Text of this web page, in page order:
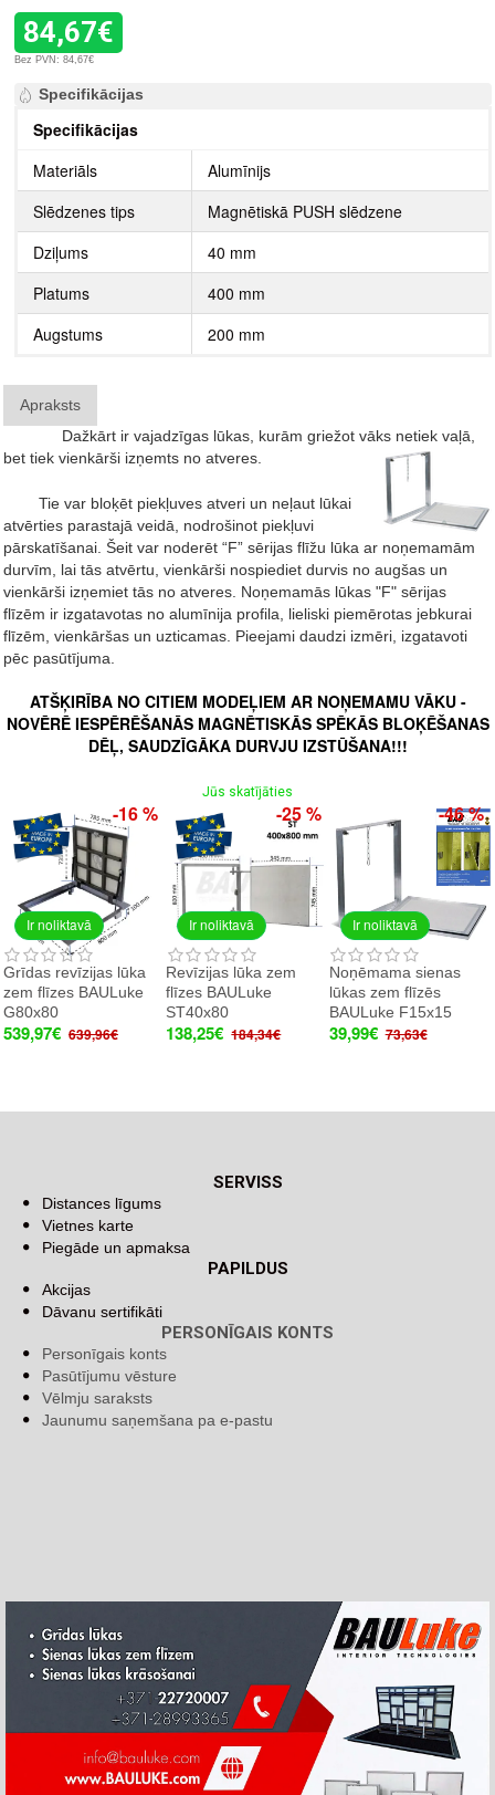
84,67€
Bez PVN: 84,67€
Specifikācijas
Specifikācijas
Materiāls
Alumīnijs
Slēdzenes tips
Magnētiskā PUSH slēdzene
Dziļums
40 mm
Platums
400 mm
Augstums
200 mm
Apraksts
Dažkārt ir vajadzīgas lūkas, kurām griežot vāks netiek vaļā,
bet tiek vienkārši izņemts no atveres.
Tie var bloķēt piekļuves atveri un neļaut lūkai
atvērties parastajā veidā, nodrošinot piekļuvi
pārskatīšanai. Šeit var noderēt “F” sērijas flīžu lūka ar noņemamām
durvīm, lai tās atvērtu, vienkārši nospiediet durvis no augšas un
vienkārši izņemiet tās no atveres. Noņemamās lūkas "F" sērijas
flīzēm ir izgatavotas no alumīnija profila, lieliski piemērotas jebkurai
flīzēm, vienkāršas un uzticamas. Pieejami daudzi izmēri, izgatavoti
pēc pasūtījuma.
ATŠĶIRĪBA NO CITIEM MODEĻIEM AR NOŅEMAMU VĀKU -
NOVĒRĒ IESPĒRĒŠANĀS MAGNĒTISKĀS SPĒKĀS BLOĶĒŠANAS
DĒĻ, SAUDZĪGĀKA DURVJU IZSTŪŠANA!!!
Jūs skatījāties
Ir noliktavā
-16 %
Grīdas revīzijas lūka
zem flīzes BAULuke
G80x80
539,97€ 639,96€
Ir noliktavā
-25 %
Revīzijas lūka zem
flīzes BAULuke
ST40x80
138,25€ 184,34€
Ir noliktavā
-46 %
Noņēmama sienas
lūkas zem flīzēs
BAULuke F15x15
39,99€ 73,63€
SERVISS
Distances līgums
Vietnes karte
Piegāde un apmaksa
PAPILDUS
Akcijas
Dāvanu sertifikāti
PERSONĪGAIS KONTS
Personīgais konts
Pasūtījumu vēsture
Vēlmju saraksts
Jaunumu saņemšana pa e-pastu